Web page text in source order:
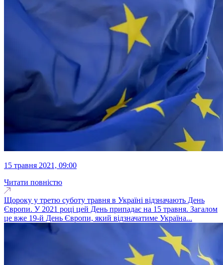
15 травня 2021, 09:00
Читати повністю
Щороку у третю суботу травня в Україні відзначають День
Європи. У 2021 році цей День припадає на 15 травня. Загалом
це вже 19-й День Європи, який відзначатиме Україна...